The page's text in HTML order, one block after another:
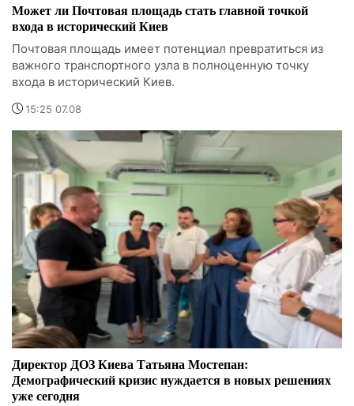
Может ли Почтовая площадь стать главной точкой
входа в исторический Киев
Почтовая площадь имеет потенциал превратиться из
важного транспортного узла в полноценную точку
входа в исторический Киев.
15:25 07.08
Директор ДОЗ Киева Татьяна Мостепан:
Демографический кризис нуждается в новых решениях
уже сегодня